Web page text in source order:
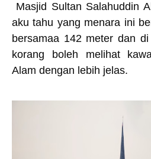
Masjid Sultan Salahuddin
aku tahu yang menara ini
bersamaa 142 meter dan
korang boleh melihat
Alam dengan lebih jelas.